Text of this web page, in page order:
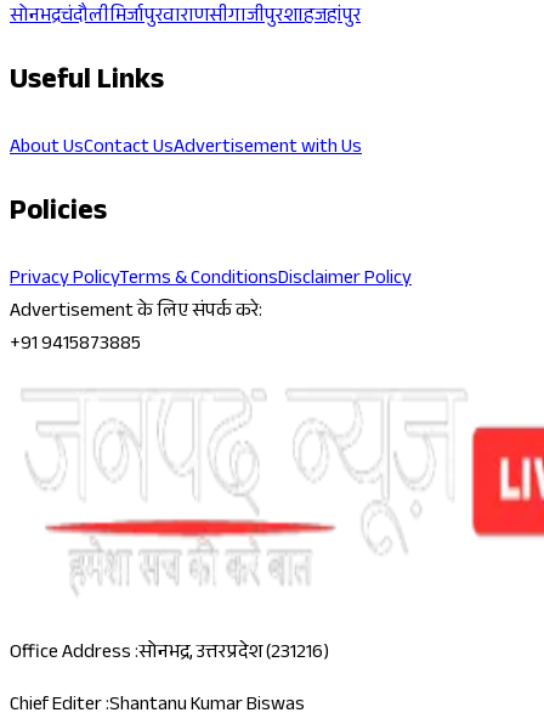
सोनभद्रचंदौलीमिर्जापुरवाराणसीगाजीपुरशाहजहांपुर
Useful Links
About UsContact UsAdvertisement with Us
Policies
Privacy PolicyTerms & ConditionsDisclaimer Policy
Advertisement के लिए संपर्क करे:
+91 9415873885
Office Address :सोनभद्र, उत्तरप्रदेश (231216)
Chief Editer :Shantanu Kumar Biswas